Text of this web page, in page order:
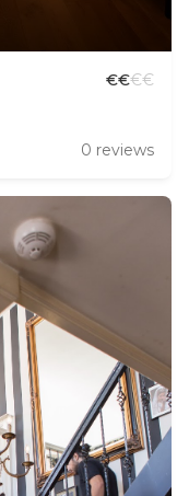
€€€€
0 reviews